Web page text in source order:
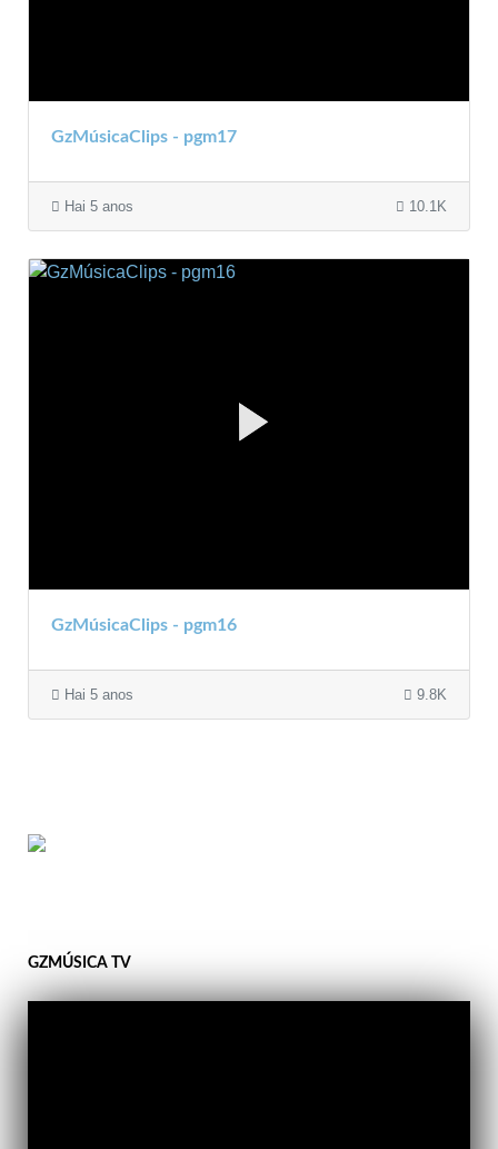
GzMúsicaClips - pgm17
Hai 5 anos 10.1K
GzMúsicaClips - pgm16
Hai 5 anos 9.8K
GZMÚSICA TV